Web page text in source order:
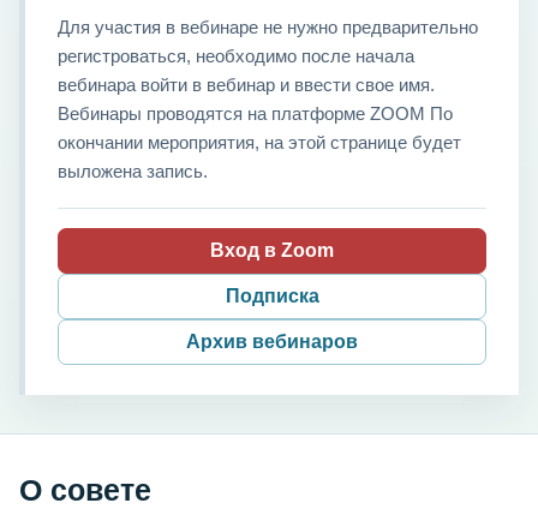
Для участия в вебинаре не нужно предварительно
регистроваться, необходимо после начала
вебинара войти в вебинар и ввести свое имя.
Вебинары проводятся на платформе ZOOM По
окончании мероприятия, на этой странице будет
выложена запись.
Вход в Zoom
Подписка
Архив вебинаров
О совете